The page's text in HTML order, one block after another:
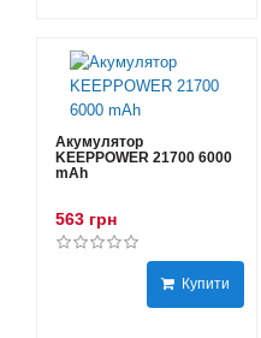
Акумулятор
KEEPPOWER 21700 6000
mAh
563 грн
Купити